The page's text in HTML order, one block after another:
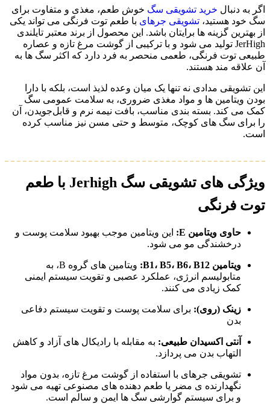
اگر به‌ دنبال خرید تشویقی سگ خوش‌ طعم، مغذی و متفاوت برای
سگ خود هستید، تشویقی جرهای با طعم توت‌ فرنگی می‌ تواند یکی
از بهترین گزینه‌ ها برایتان باشد. این محصول از برند معتبر تایلندی
JerHigh تولید می شود و با ترکیبی از گوشت مرغ تازه و عصاره
طبیعی توت‌ فرنگی، طعمی منحصر به‌ فرد دارد که اکثر سگ‌ ها به
آن علاقه‌ مند هستند.
این تشویقی مدادی نه‌ تنها یک میان‌ وعده لذیذ است، بلکه با دارا
بودن ویتامین‌ ها و مواد مغذی ضروری، به سلامت عمومی سگ
کمک می‌ کند. بسته‌ بندی مناسب، بافت نیمه‌ نرم و قابل‌جویدن، آن
را برای سگ‌ های کوچک، متوسط و حتی مسن نیز مناسب کرده
است.
ویژگی های تشویقی سگ Jerhigh با طعم
توت فرنگی
حاوی ویتامین E:
این ویتامین موجب بهبود سلامت پوست و
درخشندگی مو می شود.
ویتامین B1، B5، B6، B12:
ویتامین های گروه B، به
متابولیسم انرژی، عملکرد عصبی و تقویت سیستم ایمنی
کمک زیادی می کنند.
زینک (روی): برای سلامت پوست و تقویت سیستم دفاعی
بدن
آنتی‌ اکسیدان طبیعی: به مقابله با رادیکال‌ های آزاد و کاهش
التهاب بدن می پردازد.
تشویقی جرهای با استفاده از گوشت مرغ تازه، بدون مواد
نگهدارنده‌ ی مضر یا طعم‌ دهنده‌ های مصنوعی تهیه می شود
و برای سیستم گوارشی سگ‌ ها ایمن و سالم است.